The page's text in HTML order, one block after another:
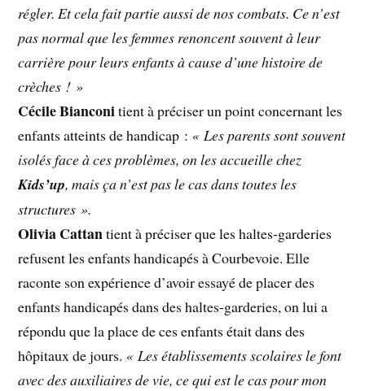
régler. Et cela fait partie aussi de nos combats. Ce n’est
pas normal que les femmes renoncent souvent à leur
carrière pour leurs enfants à cause d’une histoire de
crèches ! »
Cécile Bianconitient à préciser un point concernant les
enfants atteints de handicap : « Les parents sont souvent
isolés face à ces problèmes, on les accueille chez
Kids’up, mais ça n’est pas le cas dans toutes les
structures ».
Olivia Cattantient à préciser que les haltes-garderies
refusent les enfants handicapés à Courbevoie. Elle
raconte son expérience d’avoir essayé de placer des
enfants handicapés dans des haltes-garderies, on lui a
répondu que la place de ces enfants était dans des
hôpitaux de jours. « Les établissements scolaires le font
avec des auxiliaires de vie, ce qui est le cas pour mon